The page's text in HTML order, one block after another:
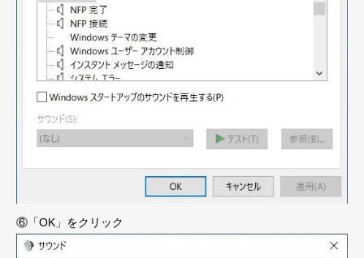
⑥「OK」をクリック